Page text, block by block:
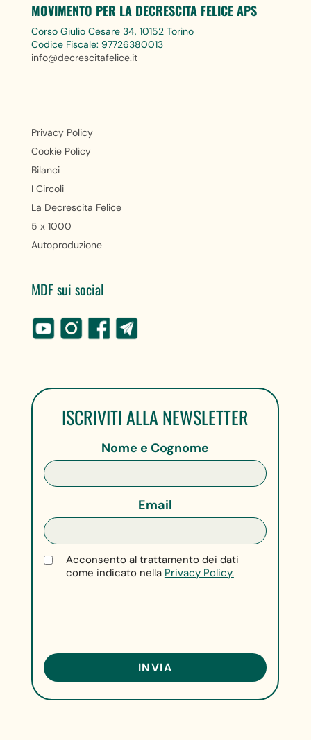
MOVIMENTO PER LA DECRESCITA FELICE APS
Corso Giulio Cesare 34, 10152 Torino
Codice Fiscale: 97726380013
info@decrescitafelice.it
Privacy Policy
Cookie Policy
Bilanci
I Circoli
La Decrescita Felice
5 x 1000
Autoproduzione
MDF sui social
ISCRIVITI ALLA NEWSLETTER
Nome e Cognome
Email
Acconsento al trattamento dei dati
come indicato nella Privacy Policy.